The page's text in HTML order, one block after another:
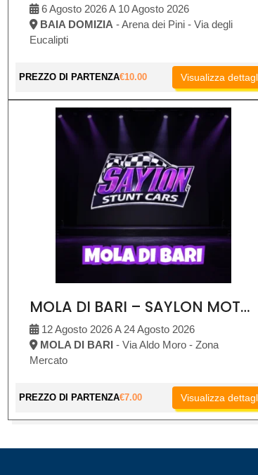
6 Agosto 2026 A 10 Agosto 2026
BAIA DOMIZIA - Arena dei Pini - Via degli
Eucalipti
PREZZO DI PARTENZA€10.00 Visualizza
MOLA DI BARI – SAYLON MOTOR SHOW
12 Agosto 2026 A 24 Agosto 2026
MOLA DI BARI - Via Aldo Moro - Zona
Mercato
PREZZO DI PARTENZA€7.00 Visualizza